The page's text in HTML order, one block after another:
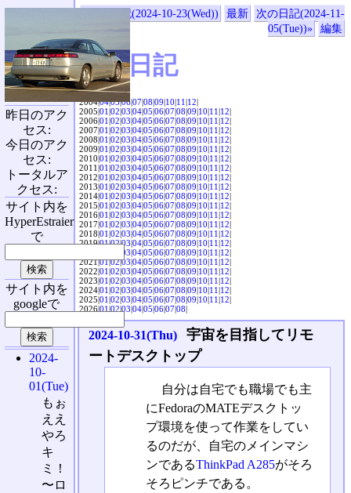
«前の日記(2024-10-23(Wed)) 最新
次の日記(2024-11-
05(Tue))»
編集
SVX日記
2004|04|05|06|07|08|09|10|11|12|
2005|01|02|03|04|05|06|07|08|09|10|11|12|
2006|01|02|03|04|05|06|07|08|09|10|11|12|
2007|01|02|03|04|05|06|07|08|09|10|11|12|
2008|01|02|03|04|05|06|07|08|09|10|11|12|
2009|01|02|03|04|05|06|07|08|09|10|11|12|
2010|01|02|03|04|05|06|07|08|09|10|11|12|
2011|01|02|03|04|05|06|07|08|09|10|11|12|
2012|01|02|03|04|05|06|07|08|09|10|11|12|
2013|01|02|03|04|05|06|07|08|09|10|11|12|
2014|01|02|03|04|05|06|07|08|09|10|11|12|
2015|01|02|03|04|05|06|07|08|09|10|11|12|
2016|01|02|03|04|05|06|07|08|09|10|11|12|
2017|01|02|03|04|05|06|07|08|09|10|11|12|
2018|01|02|03|04|05|06|07|08|09|10|11|12|
2019|01|02|03|04|05|06|07|08|09|10|11|12|
03|04|05|06|07|08|09|10|11|12|
2021|01|02|03|04|05|06|07|08|09|10|11|12|
2022|01|02|03|04|05|06|07|08|09|10|11|12|
2023|01|02|03|04|05|06|07|08|09|10|11|12|
2024|01|02|03|04|05|06|07|08|09|10|11|12|
2025|01|02|03|04|05|06|07|08|09|10|11|12|
2026|01|02|03|04|05|06|07|08|
2024-10-31(Thu)
宇宙を目指してリモ
ートデスクトップ
自分は自宅でも職場でも主
にFedoraのMATEデスクトッ
プ環境を使って作業をしてい
るのだが、自宅のメインマシ
ンであるThinkPad A285がそろ
そろピンチである。
昨日のアク
セス:
今日のアク
セス:
トータルア
クセス:
サイト内を
HyperEstraier
で
サイト内を
googleで
2024-
10-
01(Tue)
もぉ
ええ
やろ
キ
ミ！
〜ロ